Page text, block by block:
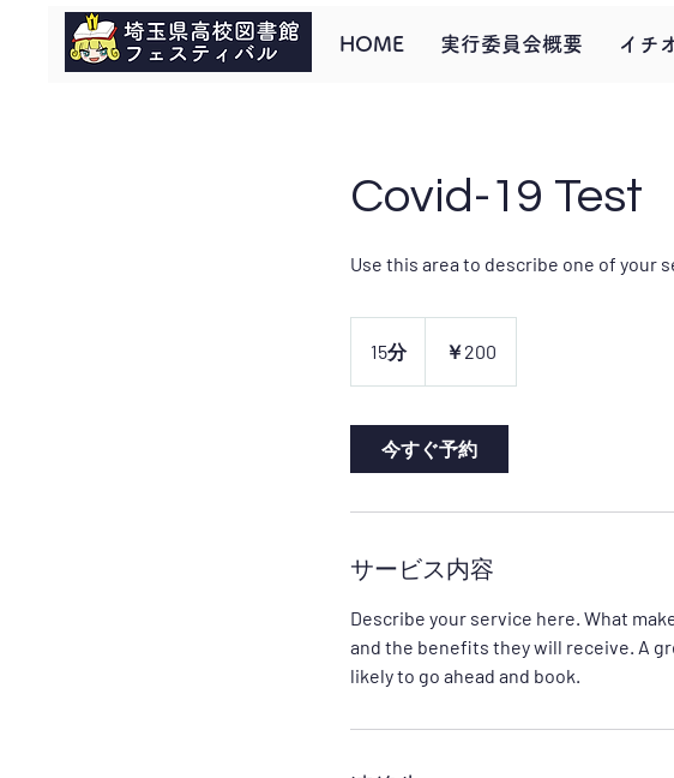
HOME 実行委員会概要 イチ
Covid-19 Test
Use this area to describe one of your
15分1
5
￥200
今すぐ予約
サービス内容
Describe your service here. What
and the benefits they will receive. A
likely to go ahead and book.